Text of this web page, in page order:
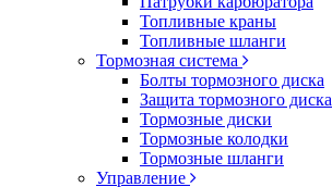
Топливные краны
Топливные шланги
Тормозная система
Болты тормозного диска
Защита тормозного диска
Тормозные диски
Тормозные колодки
Тормозные шланги
Управление